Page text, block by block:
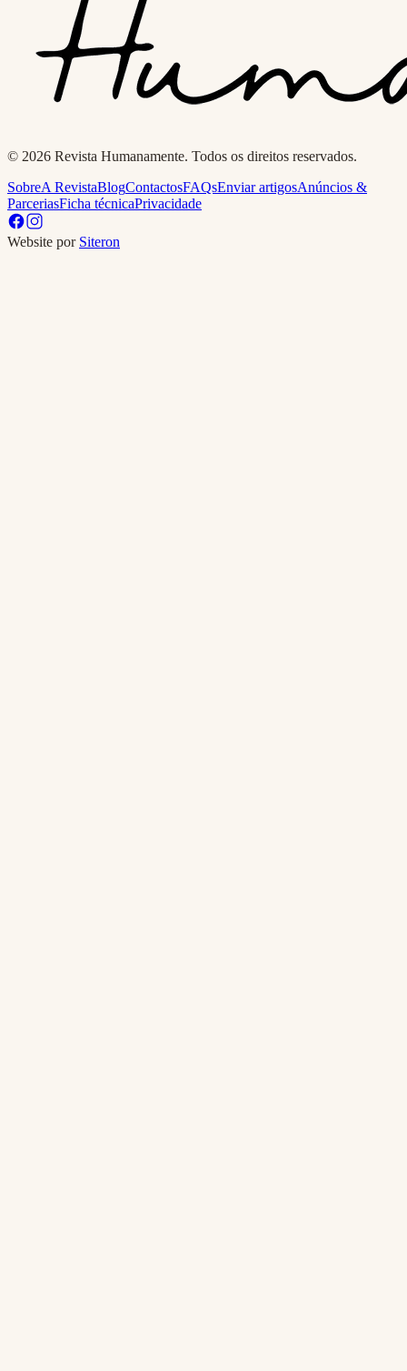
© 2026 Revista Humanamente. Todos os direitos reservados.
SobreA RevistaBlogContactosFAQsEnviar artigosAnúncios &
ParceriasFicha técnicaPrivacidade
Website por Siteron